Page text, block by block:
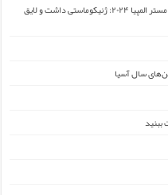
انتقاد تند یوتیوبر کانادایی از قهرمانی سمسون داودا در مستر المپیا ۲۰۲۴: ژنیکوماستی داشت و لایق
سال آسیا